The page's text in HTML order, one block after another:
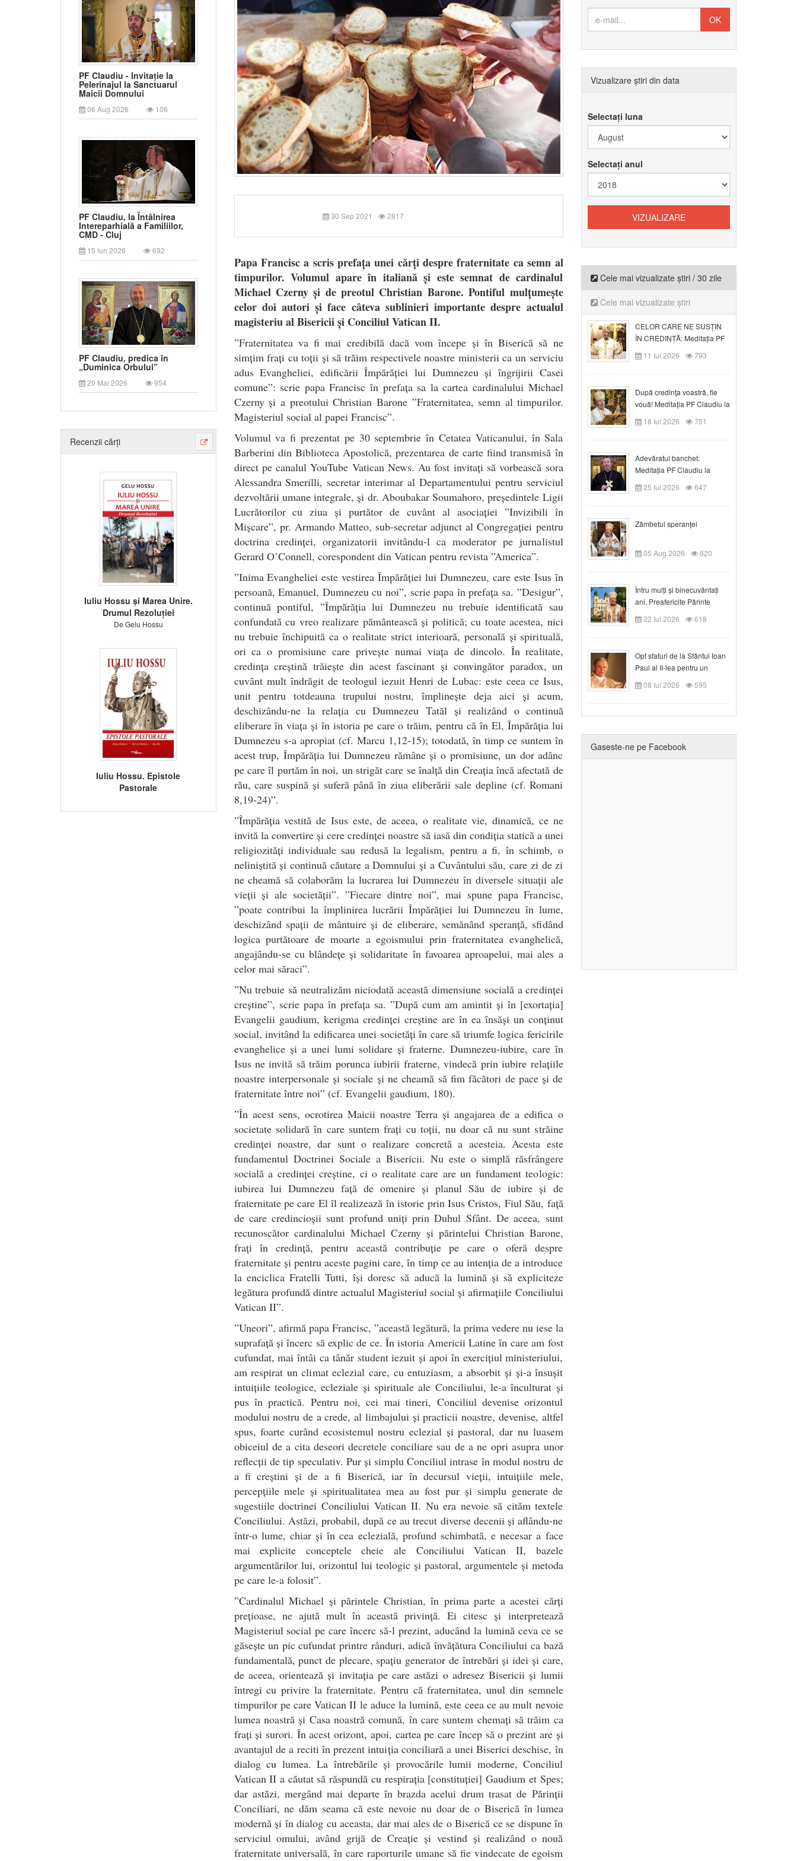
PF Claudiu - Invitație la
Pelerinajul la Sanctuarul
Maicii Domnului
06 Aug 2026 106
PF Claudiu, la Întâlnirea
Intereparhială a Familiilor,
CMD - Cluj
15 Iun 2026 692
PF Claudiu, predica în
„Duminica Orbului”
20 Mai 2026 954
Recenzii cărți
Iuliu Hossu și Marea Unire.
Drumul Rezoluției
De Gelu Hossu
Iuliu Hossu. Epistole
Pastorale
30 Sep 2021 2817
Papa Francisc a scris prefața unei cărți despre fraternitate ca semn al
timpurilor. Volumul apare în italiană și este semnat de cardinalul
Michael Czerny și de preotul Christian Barone. Pontiful mulțumește
celor doi autori și face câteva sublinieri importante despre actualul
magisteriu al Bisericii și Conciliul Vatican II.
”Fraternitatea va fi mai credibilă dacă vom începe și în Biserică să ne
simțim frați cu toții și să trăim respectivele noastre ministerii ca un serviciu
adus Evangheliei, edificării Împărăției lui Dumnezeu și îngrijirii Casei
comune”: scrie papa Francisc în prefața sa la cartea cardinalului Michael
Czerny și a preotului Christian Barone ”Fraternitatea, semn al timpurilor.
Magisteriul social al papei Francisc”.
Volumul va fi prezentat pe 30 septembrie în Cetatea Vaticanului, în Sala
Barberini din Biblioteca Apostolică, prezentarea de carte fiind transmisă în
direct pe canalul YouTube Vatican News. Au fost invitați să vorbească sora
Alessandra Smerilli, secretar interimar al Departamentului pentru serviciul
dezvoltării umane integrale, și dr. Aboubakar Soumahoro, președintele Ligii
Lucrătorilor cu ziua și purtător de cuvânt al asociației ”Invizibili în
Mișcare”, pr. Armando Matteo, sub-secretar adjunct al Congregației pentru
doctrina credinței, organizatorii invitându-l ca moderator pe jurnalistul
Gerard O’Connell, corespondent din Vatican pentru revista ”America”.
”Inima Evangheliei este vestirea Împărăției lui Dumnezeu, care este Isus în
persoană, Emanuel, Dumnezeu cu noi”, scrie papa în prefața sa. ”Desigur”,
continuă pontiful, ”Împărăția lui Dumnezeu nu trebuie identificată sau
confundată cu vreo realizare pământească și politică; cu toate acestea, nici
nu trebuie închipuită ca o realitate strict interioară, personală și spirituală,
ori ca o promisiune care privește numai viața de dincolo. În realitate,
credința creștină trăiește din acest fascinant și convingător paradox, un
cuvânt mult îndrăgit de teologul iezuit Henri de Lubac: este ceea ce Isus,
unit pentru totdeauna trupului nostru, împlinește deja aici și acum,
deschizându-ne la relația cu Dumnezeu Tatăl și realizând o continuă
eliberare în viața și în istoria pe care o trăim, pentru că în El, Împărăția lui
Dumnezeu s-a apropiat (cf. Marcu 1,12-15); totodată, în timp ce suntem în
acest trup, Împărăția lui Dumnezeu rămâne și o promisiune, un dor adânc
pe care îl purtăm în noi, un strigăt care se înalță din Creația încă afectată de
rău, care suspină și suferă până în ziua eliberării sale depline (cf. Romani
8,19-24)”.
”Împărăția vestită de Isus este, de aceea, o realitate vie, dinamică, ce ne
invită la convertire și cere credinței noastre să iasă din condiția statică a unei
religiozități individuale sau redusă la legalism, pentru a fi, în schimb, o
neliniștită și continuă căutare a Domnului și a Cuvântului său, care zi de zi
ne cheamă să colaborăm la lucrarea lui Dumnezeu în diversele situații ale
vieții și ale societății”. ”Fiecare dintre noi”, mai spune papa Francisc,
”poate contribui la împlinirea lucrării Împărăției lui Dumnezeu în lume,
deschizând spații de mântuire și de eliberare, semănând speranță, sfidând
logica purtătoare de moarte a egoismului prin fraternitatea evanghelică,
angajându-se cu blândețe și solidaritate în favoarea aproapelui, mai ales a
celor mai săraci”.
”Nu trebuie să neutralizăm niciodată această dimensiune socială a credinței
creștine”, scrie papa în prefața sa. ”După cum am amintit și în [exortația]
Evangelii gaudium, kerigma credinței creștine are în ea însăși un conținut
social, invitând la edificarea unei societăți în care să triumfe logica fericirile
evanghelice și a unei lumi solidare și fraterne. Dumnezeu-iubire, care în
Isus ne invită să trăim porunca iubirii fraterne, vindecă prin iubire relațiile
noastre interpersonale și sociale și ne cheamă să fim făcători de pace și de
fraternitate între noi” (cf. Evangelii gaudium, 180).
”În acest sens, ocrotirea Maicii noastre Terra și angajarea de a edifica o
societate solidară în care suntem frați cu toții, nu doar că nu sunt străine
credinței noastre, dar sunt o realizare concretă a acesteia. Acesta este
fundamentul Doctrinei Sociale a Bisericii. Nu este o simplă răsfrângere
socială a credinței creștine, ci o realitate care are un fundament teologic:
iubirea lui Dumnezeu față de omenire și planul Său de iubire și de
fraternitate pe care El îl realizează în istorie prin Isus Cristos, Fiul Său, față
de care credincioșii sunt profund uniți prin Duhul Sfânt. De aceea, sunt
recunoscător cardinalului Michael Czerny și părintelui Christian Barone,
frați în credință, pentru această contribuție pe care o oferă despre
fraternitate și pentru aceste pagini care, în timp ce au intenția de a introduce
la enciclica Fratelli Tutti, își doresc să aducă la lumină și să expliciteze
legătura profundă dintre actualul Magisteriul social și afirmațiile Conciliului
Vatican II”.
”Uneori”, afirmă papa Francisc, ”această legătură, la prima vedere nu iese la
suprafață și încerc să explic de ce. În istoria Americii Latine în care am fost
cufundat, mai întâi ca tânăr student iezuit și apoi în exercițiul ministeriului,
am respirat un climat eclezial care, cu entuziasm, a absorbit și și-a însușit
intuițiile teologice, ecleziale și spirituale ale Conciliului, le-a înculturat și
pus în practică. Pentru noi, cei mai tineri, Conciliul devenise orizontul
modului nostru de a crede, al limbajului și practicii noastre, devenise, altfel
spus, foarte curând ecosistemul nostru eclezial și pastoral, dar nu luasem
obiceiul de a cita deseori decretele conciliare sau de a ne opri asupra unor
reflecții de tip speculativ. Pur și simplu Conciliul intrase în modul nostru de
a fi creștini și de a fi Biserică, iar în decursul vieții, intuițiile mele,
percepțiile mele și spiritualitatea mea au fost pur și simplu generate de
sugestiile doctrinei Conciliului Vatican II. Nu era nevoie să cităm textele
Conciliului. Astăzi, probabil, după ce au trecut diverse decenii și aflându-ne
într-o lume, chiar și în cea eclezială, profund schimbată, e necesar a face
mai explicite conceptele cheie ale Conciliului Vatican II, bazele
argumentărilor lui, orizontul lui teologic și pastoral, argumentele și metoda
pe care le-a folosit”.
”Cardinalul Michael și părintele Christian, în prima parte a acestei cărți
prețioase, ne ajută mult în această privință. Ei citesc și interpretează
Magisteriul social pe care încerc să-l prezint, aducând la lumină ceva ce se
găsește un pic cufundat printre rânduri, adică învățătura Conciliului ca bază
fundamentală, punct de plecare, spațiu generator de întrebări și idei și care,
de aceea, orientează și invitația pe care astăzi o adresez Bisericii și lumii
întregi cu privire la fraternitate. Pentru că fraternitatea, unul din semnele
timpurilor pe care Vatican II le aduce la lumină, este ceea ce au mult nevoie
lumea noastră și Casa noastră comună, în care suntem chemați să trăim ca
frați și surori. În acest orizont, apoi, cartea pe care încep să o prezint are și
avantajul de a reciti în prezent intuiția conciliară a unei Biserici deschise, în
dialog cu lumea. La întrebările și provocările lumii moderne, Conciliul
Vatican II a căutat să răspundă cu respirația [constituției] Gaudium et Spes;
dar astăzi, mergând mai departe în brazda acelui drum trasat de Părinții
Conciliari, ne dăm seama că este nevoie nu doar de o Biserică în lumea
modernă și în dialog cu aceasta, dar mai ales de o Biserică ce se dispune în
serviciul omului, având grijă de Creație și vestind și realizând o nouă
fraternitate universală, în care raporturile umane să fie vindecate de egoism
Vizualizare știri din data
Selectați luna
Selectați anul
Cele mai vizualizate știri / 30 zile
Cele mai vizualizate știri
CELOR CARE NE SUSȚIN
ÎN CREDINȚĂ: Meditația PF
Claudiu la Duminica a VI-a
după Rusalii
11 Iul 2026 793
După credinţa voastră, fie
vouă! Meditația PF Claudiu la
duminica a VII-a după Rusalii
18 Iul 2026 751
Adevăratul banchet:
Meditația PF Claudiu la
Duminica a VIII-a după
Rusalii
25 Iul 2026 647
Zâmbetul speranței
05 Aug 2026 620
Întru mulți și binecuvântați
ani, Preafericite Părinte
Claudiu!
22 Iul 2026 618
Opt sfaturi de la Sfântul Ioan
Paul al II-lea pentru un
creștin
08 Iul 2026 595
Gaseste-ne pe Facebook